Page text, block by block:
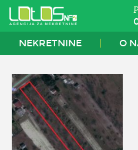
NEKRETNINE
O